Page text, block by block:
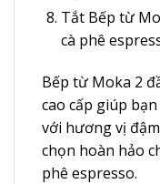
Tắt Bếp từ
cà phê
Bếp từ Moka 2
cao cấp giúp
với hương vị
chọn hoàn hảo
phê espresso.